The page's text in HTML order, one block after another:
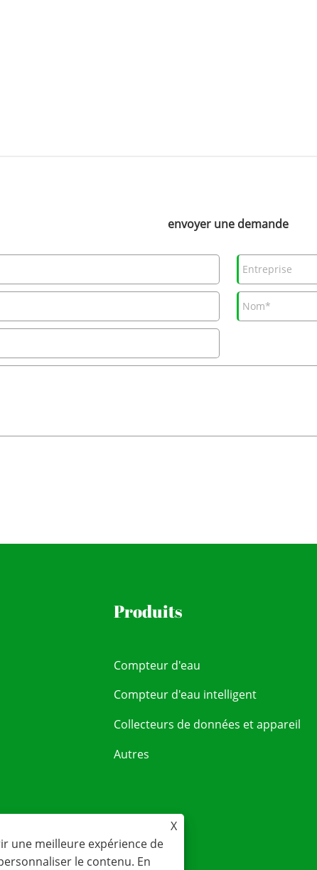
envoyer une demande
Produits
Compteur d'eau
Compteur d'eau intelligent
Collecteurs de données et appareil
Autres
X
une meilleure expérience de
le contenu. En